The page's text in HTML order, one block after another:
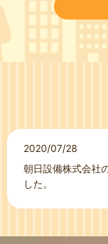
2020/07/28
朝日設備株式会社
した。